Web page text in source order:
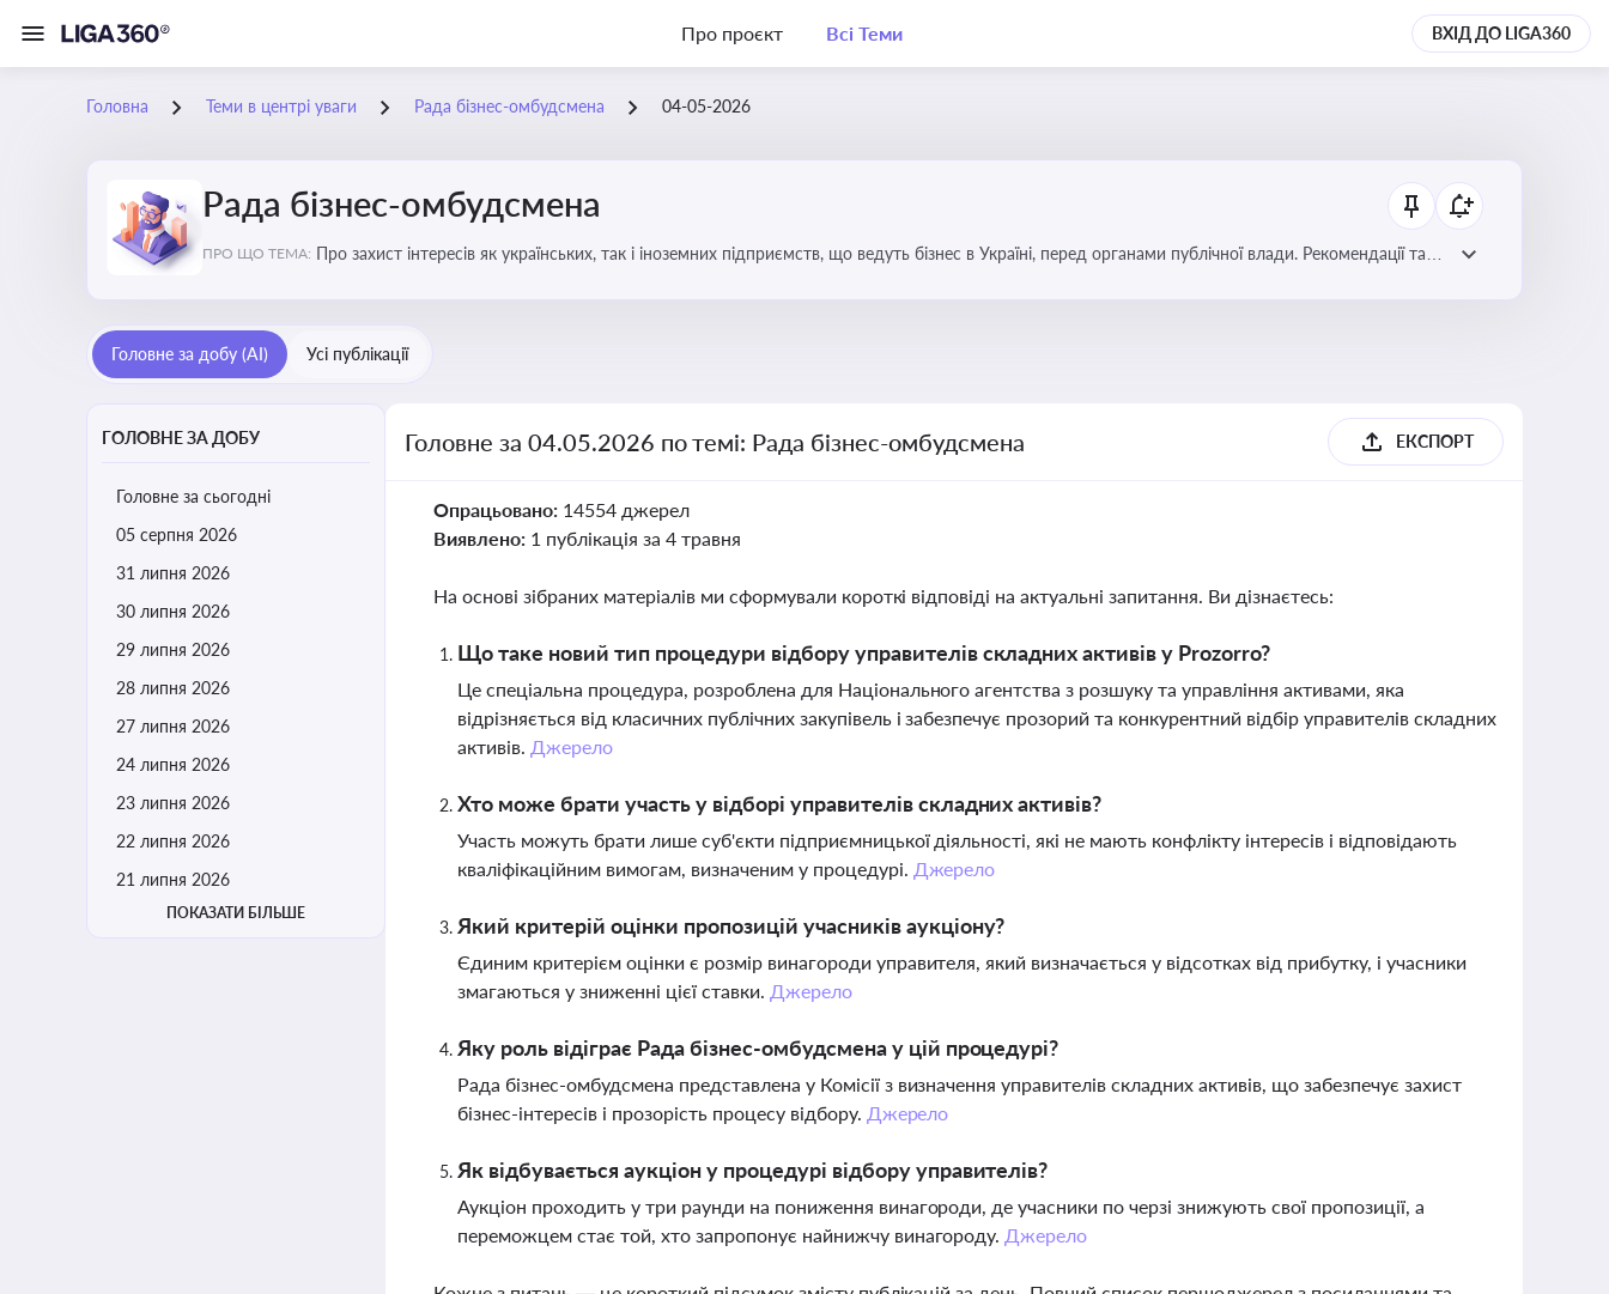
Про проєкт Всі Теми ВХІД ДО LIGA360
Головна Теми в центрі уваги Рада бізнес-омбудсмена 04-05-2026
Рада бізнес-омбудсмена
ПРО ЩО ТЕМА: Про захист інтересів як українських, так і іноземних підприємств, що ведуть бізнес в Україні, перед органами публічної влади. Рекомендації та
Головне за добу (AI) Усі публікації
ГОЛОВНЕ ЗА ДОБУ
Головне за сьогодні
05 серпня 2026
31 липня 2026
30 липня 2026
29 липня 2026
28 липня 2026
27 липня 2026
24 липня 2026
23 липня 2026
22 липня 2026
21 липня 2026
ПОКАЗАТИ БІЛЬШЕ
Головне за 04.05.2026 по темі: Рада бізнес-омбудсмена ЕКСПОРТ
Опрацьовано: 14554 джерел
Виявлено: 1 публікація за 4 травня
На основі зібраних матеріалів ми сформували короткі відповіді на актуальні запитання. Ви дізнаєтесь:
Що таке новий тип процедури відбору управителів складних активів у Prozorro?
Це спеціальна процедура, розроблена для Національного агентства з розшуку та управління активами, яка
відрізняється від класичних публічних закупівель і забезпечує прозорий та конкурентний відбір управителів складних
активів. Джерело
Хто може брати участь у відборі управителів складних активів?
Участь можуть брати лише суб'єкти підприємницької діяльності, які не мають конфлікту інтересів і відповідають
кваліфікаційним вимогам, визначеним у процедурі. Джерело
Який критерій оцінки пропозицій учасників аукціону?
Єдиним критерієм оцінки є розмір винагороди управителя, який визначається у відсотках від прибутку, і учасники
змагаються у зниженні цієї ставки. Джерело
Яку роль відіграє Рада бізнес-омбудсмена у цій процедурі?
Рада бізнес-омбудсмена представлена у Комісії з визначення управителів складних активів, що забезпечує захист
бізнес-інтересів і прозорість процесу відбору. Джерело
Як відбувається аукціон у процедурі відбору управителів?
Аукціон проходить у три раунди на пониження винагороди, де учасники по черзі знижують свої пропозиції, а
переможцем стає той, хто запропонує найнижчу винагороду. Джерело